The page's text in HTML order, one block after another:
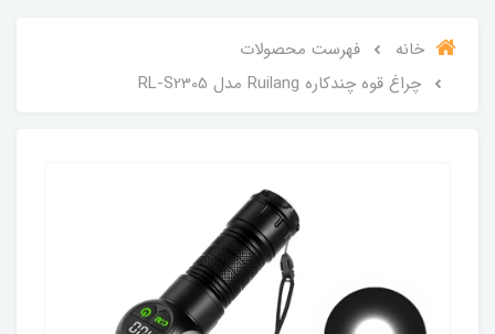
خانه
فهرست محصولات
چراغ قوه چندکاره Ruilang مدل RL-S2305